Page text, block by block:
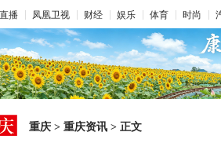
直播 凤凰卫视 财经 娱乐 体育 时尚
重庆 > 重庆资讯 > 正文